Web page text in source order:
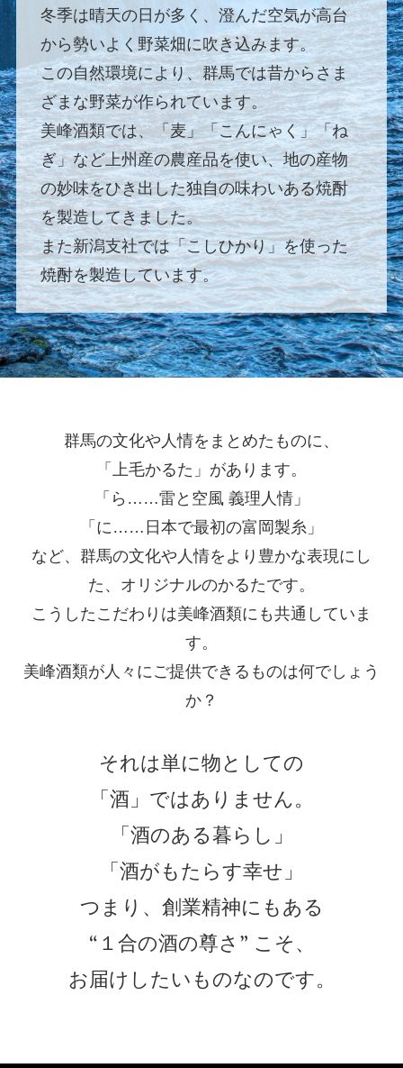
冬季は晴天の日が多く、澄んだ空気が高台
から勢いよく野菜畑に吹き込みます。
この自然環境により、群馬では昔からさま
ざまな野菜が作られています。
美峰酒類では、「麦」「こんにゃく」「ね
ぎ」など上州産の農産品を使い、地の産物
の妙味をひき出した独自の味わいある焼酎
を製造してきました。
また新潟支社では「こしひかり」を使った
焼酎を製造しています。
群馬の文化や人情をまとめたものに、
「上毛かるた」があります。
「ら……雷と空風 義理人情」
「に……日本で最初の富岡製糸」
など、群馬の文化や人情をより豊かな表現にし
た、オリジナルのかるたです。
こうしたこだわりは美峰酒類にも共通していま
す。
美峰酒類が人々にご提供できるものは何でしょう
か？
それは単に物としての
「酒」ではありません。
「酒のある暮らし」
「酒がもたらす幸せ」
つまり、創業精神にもある
“１合の酒の尊さ” こそ、
お届けしたいものなのです。